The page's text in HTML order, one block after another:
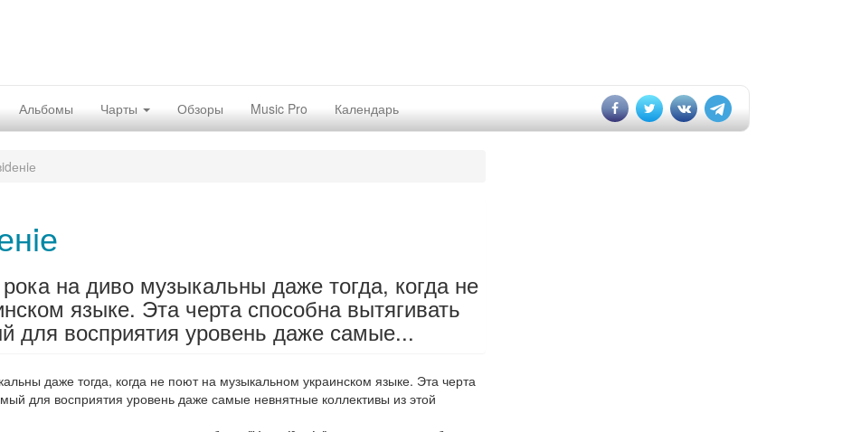
Альбомы Чарты Обзоры Music Pro Календарь
на диво музыкальны даже тогда, когда не
языке. Эта черта способна вытягивать
для восприятия уровень даже самые...
даже тогда, когда не поют на музыкальном украинском языке. Эта черта
для восприятия уровень даже самые невнятные коллективы из этой